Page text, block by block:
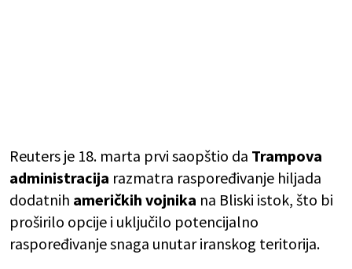
Reuters je 18. marta prvi saopštio da Trampova
administracija razmatra raspoređivanje hiljada
dodatnih američkih vojnika na Bliski istok, što bi
proširilo opcije i uključilo potencijalno
raspoređivanje snaga unutar iranskog teritorija.